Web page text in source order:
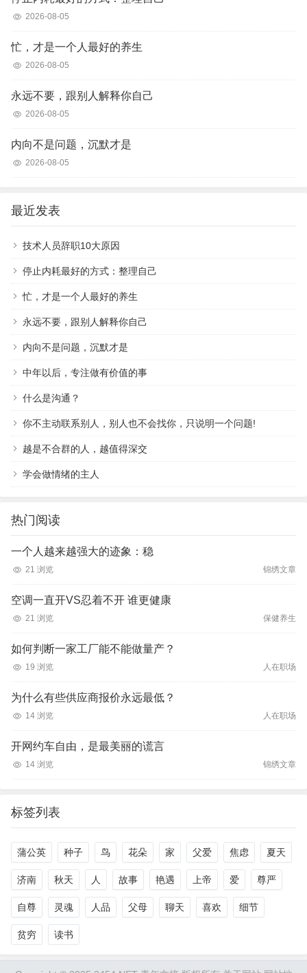
2026-08-05
忙，才是一个人最好的养生
2026-08-05
永远不要，跟别人解释你自己
2026-08-05
内向不是问题，沉默才是
2026-08-05
最近发表
技术人员辞职10大原因
停止内耗最好的方式：整理自己
忙，才是一个人最好的养生
永远不要，跟别人解释你自己
内向不是问题，沉默才是
中年以后，专注做有价值的事
什么是沟通？
你不主动联系别人，别人也不会找你，只说明一个问题!
越是不合群的人，越值得深交
学会做情绪的主人
热门阅读
一个人越来越强大的迹象：稳
21 浏览 锦绣文章
空调一直开VS忍着不开 谁更健康
21 浏览 保健养生
如何判断一家工厂能不能做量产？
19 浏览 人在职场
为什么有些供应商报价永远最低？
14 浏览 人在职场
开网约车自由，是最美丽的谎言
14 浏览 锦绣文章
标签列表
蒲公英 种子 鸟 花朵 家 父爱 焦虑 夏天
济南 秋天 人 故事 艳遇 上帝 爱 尊严
自尊 灵魂 人品 父母 聊天 喜欢 细节
贫穷 读书